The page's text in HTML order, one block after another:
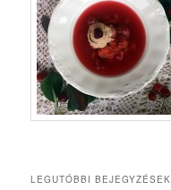
LEGUTÓBBI BEJEGYZÉSEK